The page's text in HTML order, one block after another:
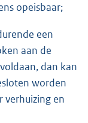
opeisbaar;
een
aan de
dan kan
worden
verhuizing en